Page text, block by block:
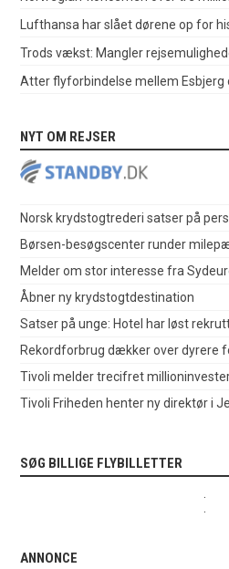
Lufthansa har slået dørene op for
Trods vækst: Mangler
Atter flyforbindelse mellem Esbjerg
NYT OM REJSER
Norsk krydstogtrederi satser på
Børsen-besøgscenter runder
Melder om stor interesse fra
Åbner ny krydstogtdestination
Satser på unge: Hotel har løst
Rekordforbrug dækker over dyrere
Tivoli melder trecifret
Tivoli Friheden henter ny direktør i
SØG BILLIGE FLYBILLETTER
ANNONCE